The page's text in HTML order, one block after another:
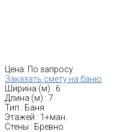
Цена: По запросу
Заказать смету на баню
Ширина (м) : 6
Длина (м) : 7
Тип : Баня
Этажей : 1+ман.
Стены : Бревно